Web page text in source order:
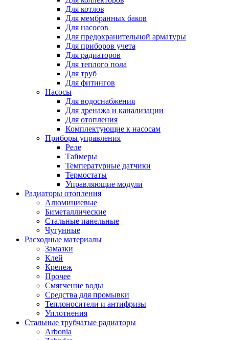
Для котлов
Для мембранных баков
Для насосов
Для предохранительной арматуры
Для приборов учета
Для радиаторов
Для теплого пола
Для труб
Для фитингов
Насосы
Для водоснабжения
Для дренажа и канализации
Для отопления
Комплектующие к насосам
Приборы управления
Реле
Таймеры
Температурные датчики
Термостаты
Управляющие модули
Радиаторы отопления
Алюминиевые
Биметаллические
Стальные панельные
Чугунные
Расходные материалы
Замазки
Клей
Крепеж
Прочее
Смягчение воды
Средства для промывки
Теплоносители и антифризы
Уплотнения
Стальные трубчатые радиаторы
Arbonia